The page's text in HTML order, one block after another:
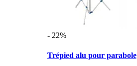
- 22%
Trépied alu pour parabole